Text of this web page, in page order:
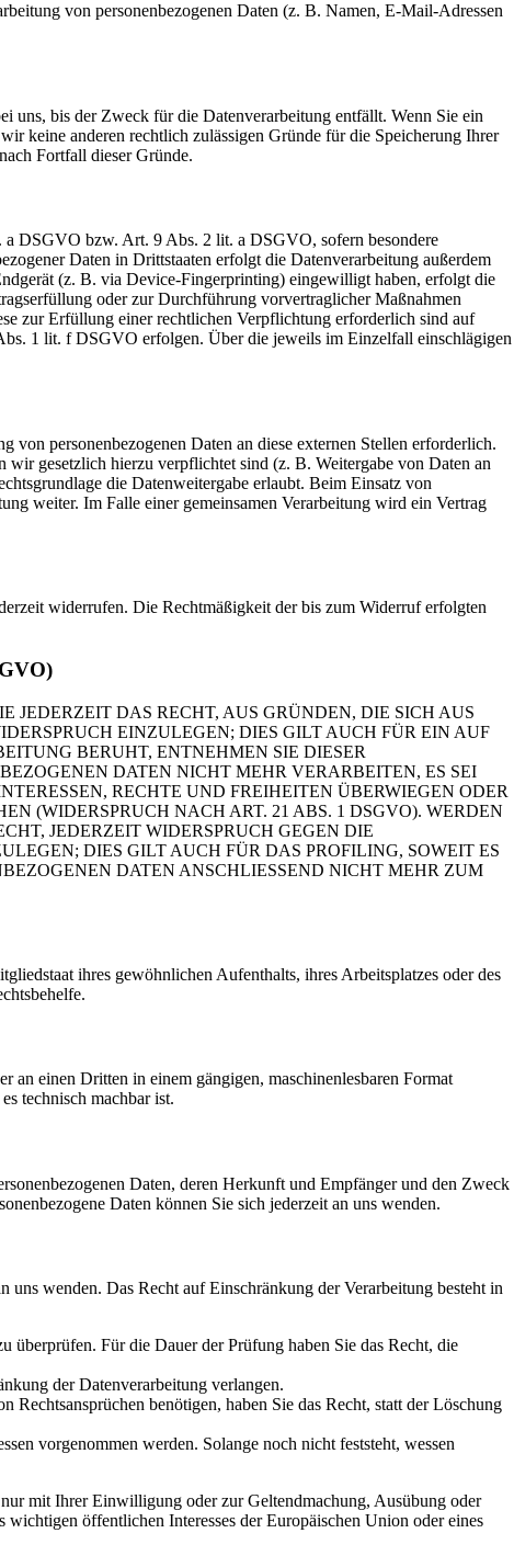
von personenbezogenen Daten (z. B. Namen, E-Mail-Adressen
uns, bis der Zweck für die Datenverarbeitung entfällt. Wenn Sie ein
keine anderen rechtlich zulässigen Gründe für die Speicherung Ihrer
Fortfall dieser Gründe.
DSGVO bzw. Art. 9 Abs. 2 lit. a DSGVO, sofern besondere
Daten in Drittstaaten erfolgt die Datenverarbeitung außerdem
(z. B. via Device-Fingerprinting) eingewilligt haben, erfolgt die
oder zur Durchführung vorvertraglicher Maßnahmen
zur Erfüllung einer rechtlichen Verpflichtung erforderlich sind auf
1 lit. f DSGVO erfolgen. Über die jeweils im Einzelfall einschlägigen
von personenbezogenen Daten an diese externen Stellen erforderlich.
wir gesetzlich hierzu verpflichtet sind (z. B. Weitergabe von Daten an
die Datenweitergabe erlaubt. Beim Einsatz von
weiter. Im Falle einer gemeinsamen Verarbeitung wird ein Vertrag
widerrufen. Die Rechtmäßigkeit der bis zum Widerruf erfolgten
JEDERZEIT DAS RECHT, AUS GRÜNDEN, DIE SICH AUS
EINZULEGEN; DIES GILT AUCH FÜR EIN AUF
BERUHT, ENTNEHMEN SIE DIESER
DATEN NICHT MEHR VERARBEITEN, ES SEI
RECHTE UND FREIHEITEN ÜBERWIEGEN ODER
(WIDERSPRUCH NACH ART. 21 ABS. 1 DSGVO). WERDEN
JEDERZEIT WIDERSPRUCH GEGEN DIE
DIES GILT AUCH FÜR DAS PROFILING, SOWEIT ES
DATEN ANSCHLIESSEND NICHT MEHR ZUM
ihres gewöhnlichen Aufenthalts, ihres Arbeitsplatzes oder des
einen Dritten in einem gängigen, maschinenlesbaren Format
technisch machbar ist.
Daten, deren Herkunft und Empfänger und den Zweck
Daten können Sie sich jederzeit an uns wenden.
uns wenden. Das Recht auf Einschränkung der Verarbeitung besteht in
überprüfen. Für die Dauer der Prüfung haben Sie das Recht, die
der Datenverarbeitung verlangen.
benötigen, haben Sie das Recht, statt der Löschung
vorgenommen werden. Solange noch nicht feststeht, wessen
mit Ihrer Einwilligung oder zur Geltendmachung, Ausübung oder
öffentlichen Interesses der Europäischen Union oder eines